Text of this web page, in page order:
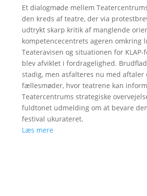
Et dialogmøde mellem
den kreds af teatre, der via
udtrykt skarp kritik af manglende
kompetencecentrets ageren omkring
Teateravisen og situationen for KLAP-
blev afviklet i fordragelighed.
stadig, men asfalteres nu med aftaler
fællesmøder, hvor teatrene kan
Teatercentrums strategiske
fuldtonet udmelding om at bevare
festival ukurateret.
Læs mere